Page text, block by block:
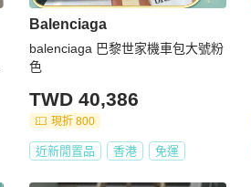
Balenciaga
balenciaga 巴黎世家機車包大號粉
色
TWD 40,386
現折 800
近新閒置品 香港 免運